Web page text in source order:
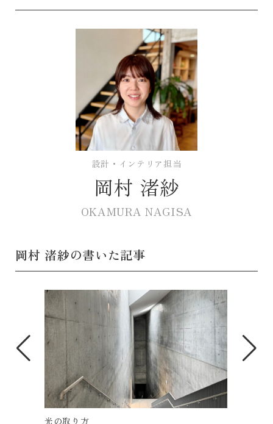
設計・インテリア担当
岡村 渚紗
OKAMURA NAGISA
岡村 渚紗の書いた記事